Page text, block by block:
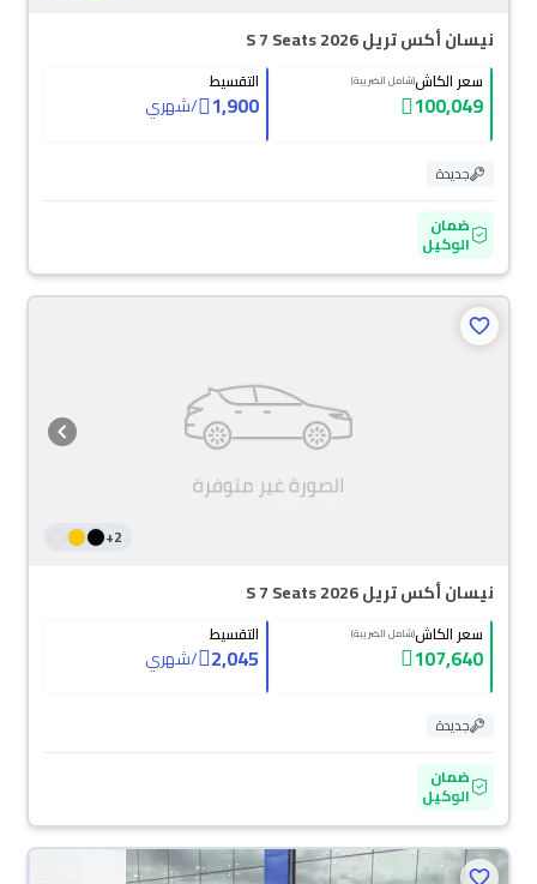
نيسان أكس تريل S 7 Seats 2026
سعر الكاش(شامل الضريبة)
100,049
التقسيط
1,900
/شهري
جديدة
ضمان
الوكيل
2
+
نيسان أكس تريل S 7 Seats 2026
سعر الكاش(شامل الضريبة)
107,640
التقسيط
2,045
/شهري
جديدة
ضمان
الوكيل